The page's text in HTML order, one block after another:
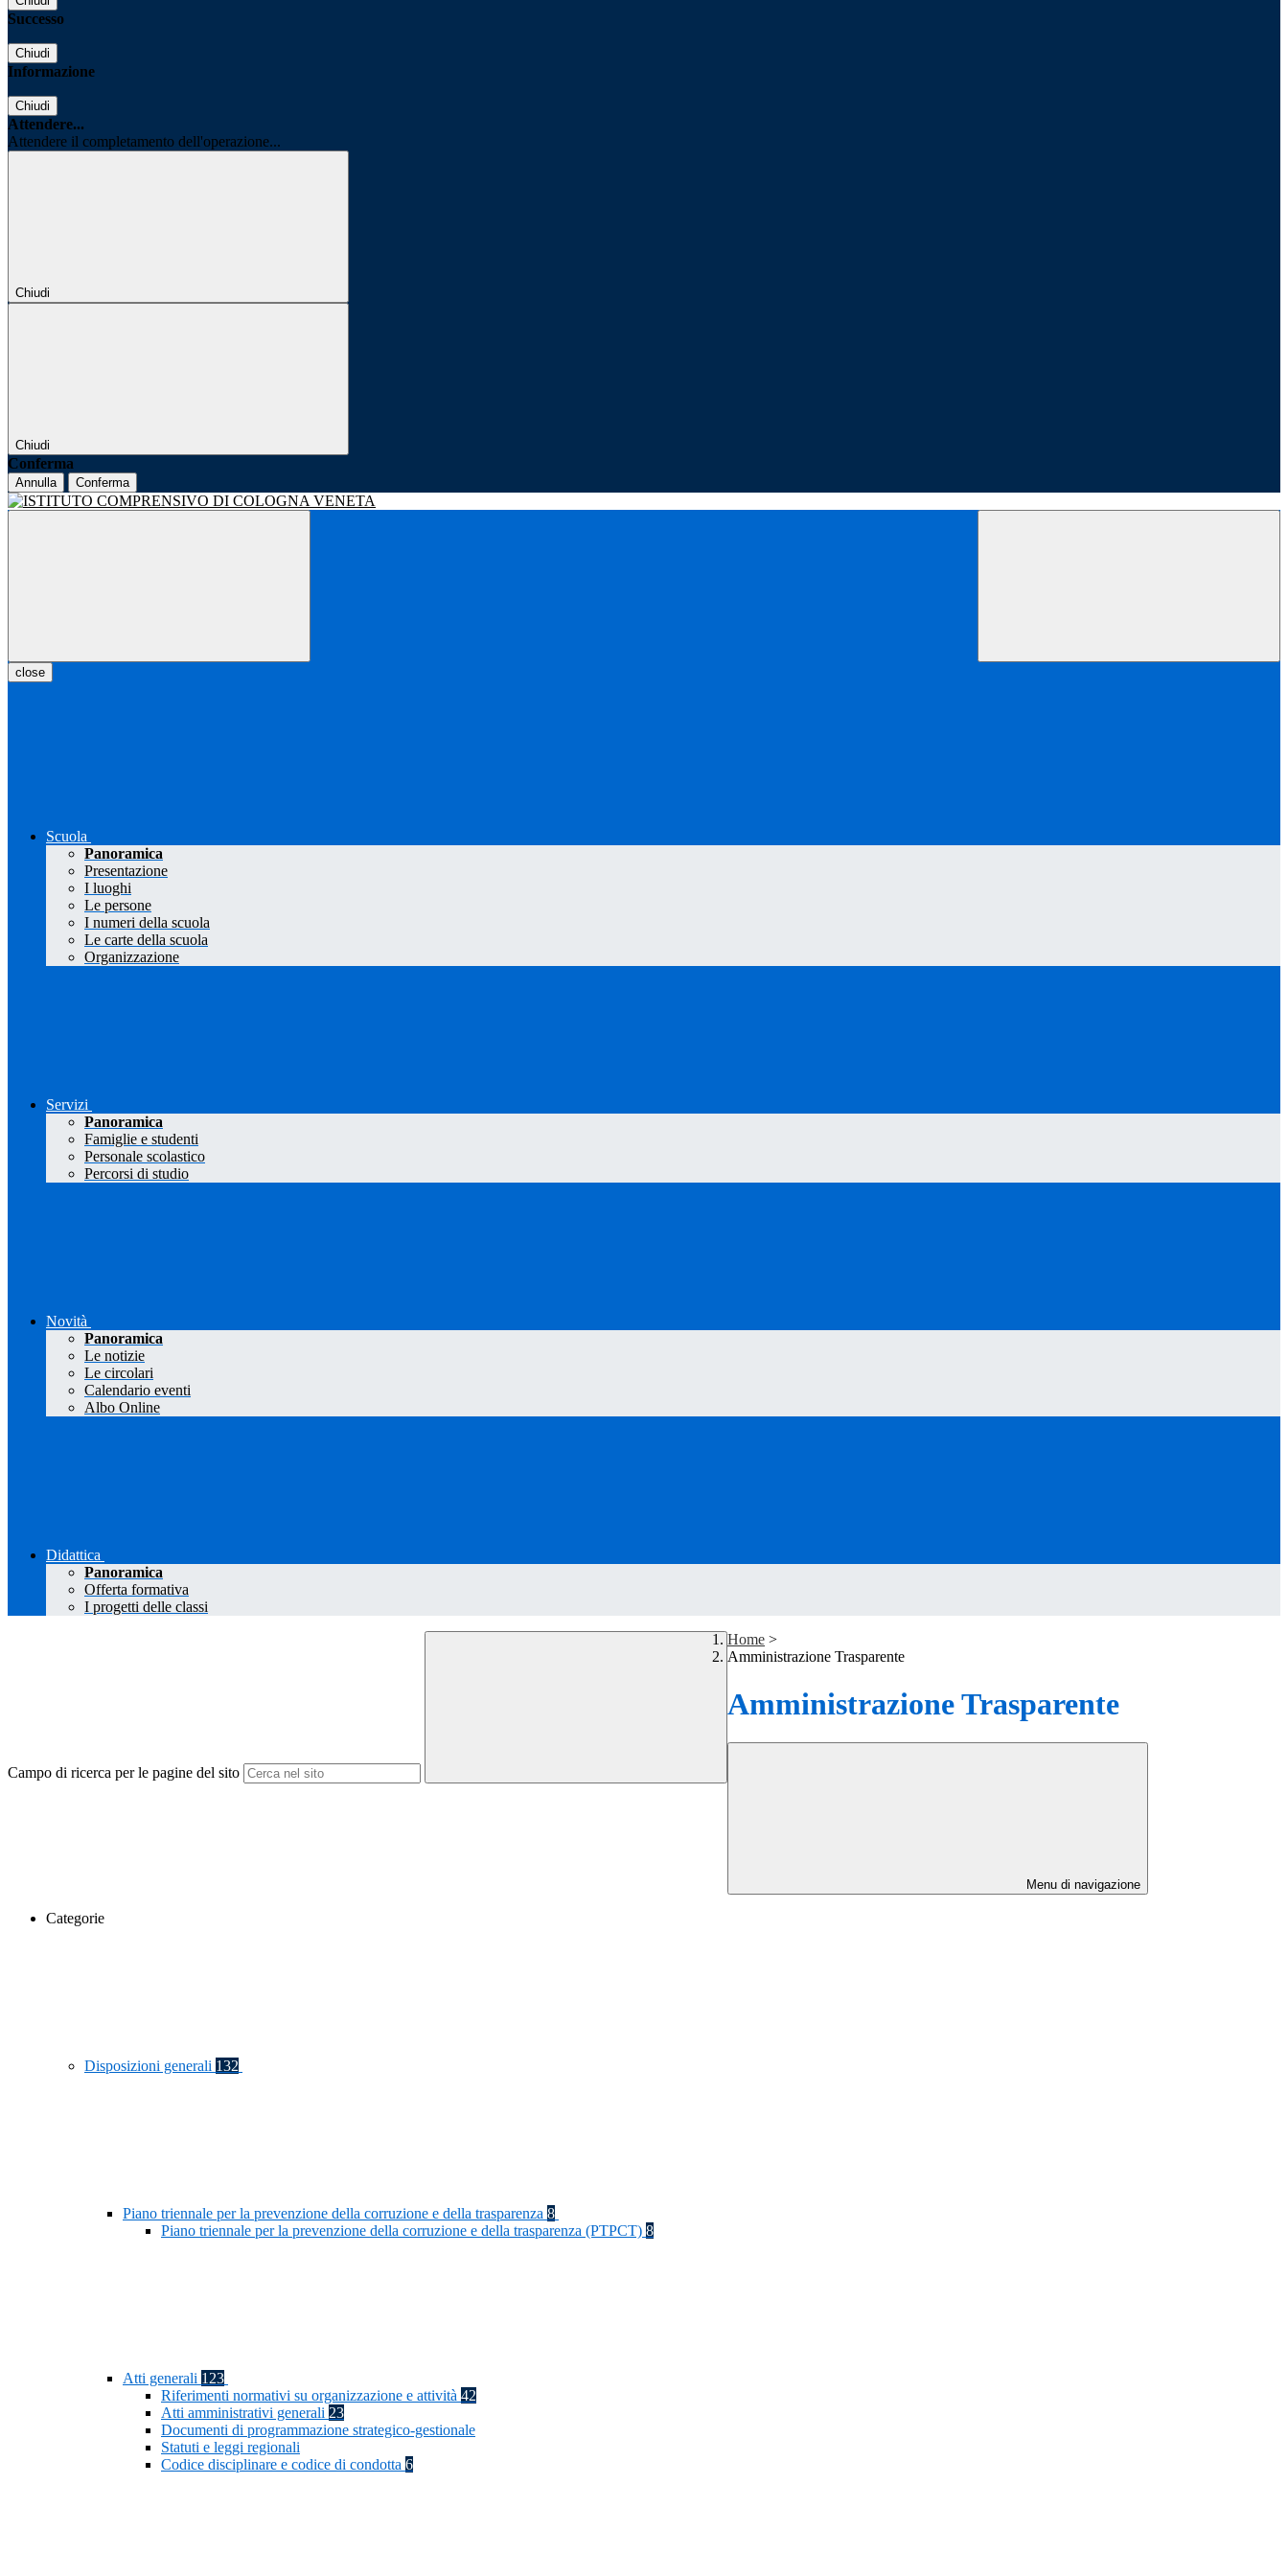
Successo
Chiudi
Informazione
Chiudi
Attendere...
Attendere il completamento dell'operazione...
Chiudi
Chiudi
Conferma
Annulla Conferma
close
Scuola
Panoramica
Presentazione
I luoghi
Le persone
I numeri della scuola
Le carte della scuola
Organizzazione
Servizi
Panoramica
Famiglie e studenti
Personale scolastico
Percorsi di studio
Novità
Panoramica
Le notizie
Le circolari
Calendario eventi
Albo Online
Didattica
Panoramica
Offerta formativa
I progetti delle classi
Campo di ricerca per le pagine del sito
Home >
Amministrazione Trasparente
Amministrazione Trasparente
Menu di navigazione
Categorie
Disposizioni generali 132
Piano triennale per la prevenzione della corruzione e della trasparenza 8
Piano triennale per la prevenzione della corruzione e della trasparenza (PTPCT) 8
Atti generali 123
Riferimenti normativi su organizzazione e attività 42
Atti amministrativi generali 23
Documenti di programmazione strategico-gestionale
Statuti e leggi regionali
Codice disciplinare e codice di condotta 6